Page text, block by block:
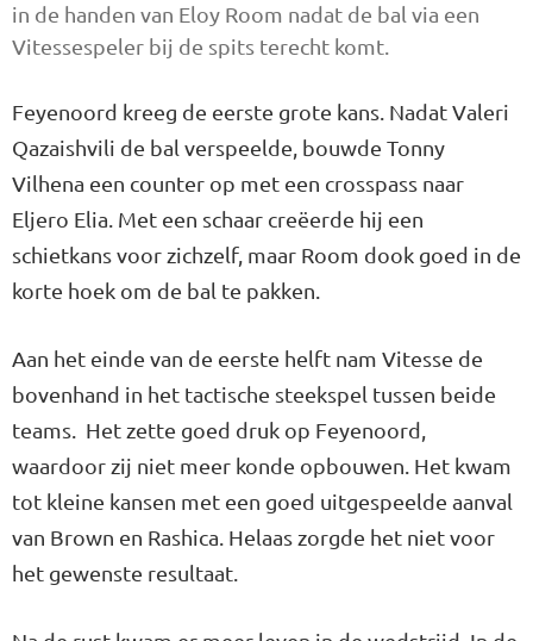
in de handen van Eloy Room nadat de bal via een
Vitessespeler bij de spits terecht komt.
Feyenoord kreeg de eerste grote kans. Nadat Valeri
Qazaishvili de bal verspeelde, bouwde Tonny
Vilhena een counter op met een crosspass naar
Eljero Elia. Met een schaar creëerde hij een
schietkans voor zichzelf, maar Room dook goed in de
korte hoek om de bal te pakken.
Aan het einde van de eerste helft nam Vitesse de
bovenhand in het tactische steekspel tussen beide
teams. Het zette goed druk op Feyenoord,
waardoor zij niet meer konde opbouwen. Het kwam
tot kleine kansen met een goed uitgespeelde aanval
van Brown en Rashica. Helaas zorgde het niet voor
het gewenste resultaat.